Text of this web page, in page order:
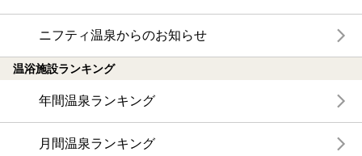
ニフティ温泉からのお知らせ
温浴施設ランキング
年間温泉ランキング
月間温泉ランキング